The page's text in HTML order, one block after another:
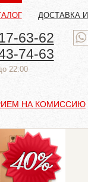
ДОСТАВКА
63-62
74-63
22:00
НА КОМИССИЮ